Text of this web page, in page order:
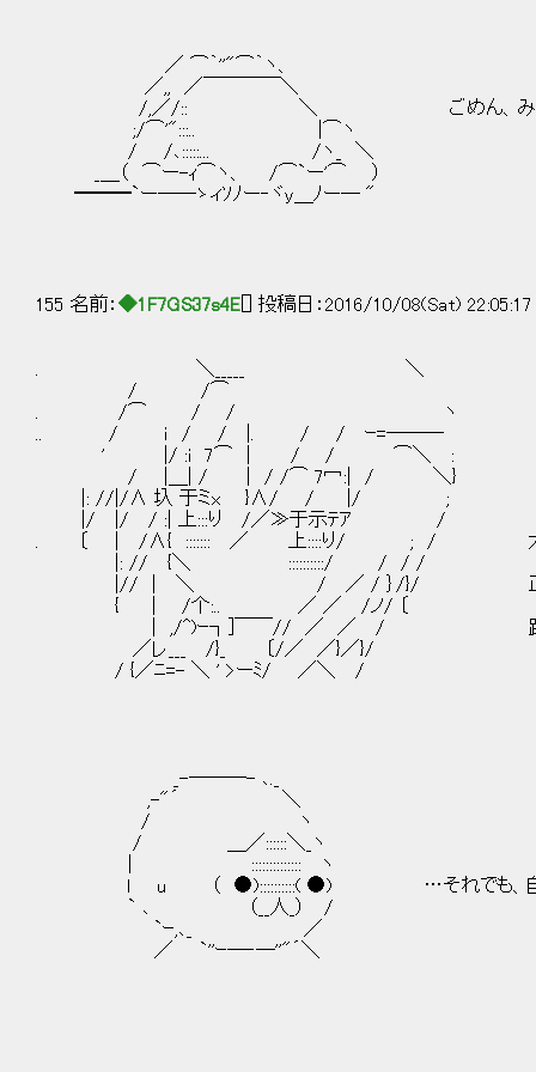
／ ⌒｀''"⌒｀ヽ、
／,, ／￣￣￣￣＼
/,／/:: ＼ ごめん、みな
;/⌒'":::.. |⌒ヽ
/ /､:::::... /ヽ_ ＼
_＿（ ⌒ー-ｨ⌒ヽ、 /⌒`ー'⌒ ）
━━━`ー──ゝィｿﾉー‐ヾy＿ﾉー─ "
155 名前： ◆1F7GS37s4E [] 投稿日：2016/10/08(Sat)
. ＼_____ ＼
/ /⌒
. /⌒ / / ヽ
.. / ｉ / / |. / / ｰ=―――
' |/ :i 7⌒ | / / ⌒＼ :
/ |＿| / | / /⌒ 7冖:| / ＼}
|: //|/∧ 圦 于ミx }∧/ / |/ ;
|/ |/ / :| 上:::り /／≫于示ﾃｱ /
. 〔 | /∧{ ::::::: ／ 上::::り/ ; / 大丈
|: // {＼ ::::::::::/ / / /
|// | ＼ / ／ / ｝/}/ 正気に戻っ
{ | /个:.. ／ ／ /ノ/ 〔
| ,/^)ｰ┐]￣￣// ／ ／ / 踏みとどま
／レ___ /}_ 〔/／ ／}／}/
/ {／ﾆ=- ＼ ' >ーﾐ/ ／＼ /
_-─―─- ､._
,-"´ ＼
/ ヽ
/ ＿／::::::＼_ヽ
| :::::::::::::: ヽ
l u （ ●)::::::::::( ●) …それでも、自己嫌
` ､ （__人_） /
`ｰ,､_ ／
／ `''ｰ─‐─''"´＼ γ´￣￣￣